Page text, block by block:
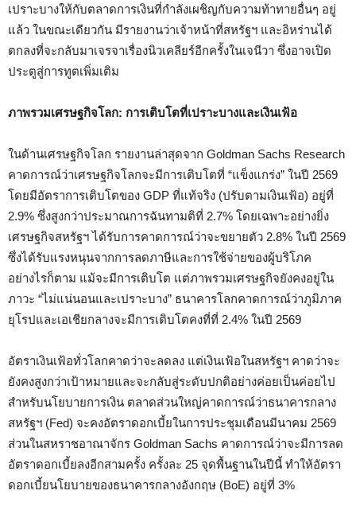
เปราะบางให้กับตลาดการเงินที่กำลังเผชิญกับความท้าทายอื่นๆ อยู่
แล้ว ในขณะเดียวกัน มีรายงานว่าเจ้าหน้าที่สหรัฐฯ และอิหร่านได้
ตกลงที่จะกลับมาเจรจาเรื่องนิวเคลียร์อีกครั้งในเจนีวา ซึ่งอาจเปิด
ประตูสู่การทูตเพิ่มเติม
ภาพรวมเศรษฐกิจโลก: การเติบโตที่เปราะบางและเงินเฟ้อ
ในด้านเศรษฐกิจโลก รายงานล่าสุดจาก Goldman Sachs Research
คาดการณ์ว่าเศรษฐกิจโลกจะมีการเติบโตที่ “แข็งแกร่ง” ในปี 2569
โดยมีอัตราการเติบโตของ GDP ที่แท้จริง (ปรับตามเงินเฟ้อ) อยู่ที่
2.9% ซึ่งสูงกว่าประมาณการฉันทามติที่ 2.7% โดยเฉพาะอย่างยิ่ง
เศรษฐกิจสหรัฐฯ ได้รับการคาดการณ์ว่าจะขยายตัว 2.8% ในปี 2569
ซึ่งได้รับแรงหนุนจากการลดภาษีและการใช้จ่ายของผู้บริโภค
อย่างไรก็ตาม แม้จะมีการเติบโต แต่ภาพรวมเศรษฐกิจยังคงอยู่ใน
ภาวะ “ไม่แน่นอนและเปราะบาง” ธนาคารโลกคาดการณ์ว่าภูมิภาค
ยุโรปและเอเชียกลางจะมีการเติบโตคงที่ที่ 2.4% ในปี 2569
อัตราเงินเฟ้อทั่วโลกคาดว่าจะลดลง แต่เงินเฟ้อในสหรัฐฯ คาดว่าจะ
ยังคงสูงกว่าเป้าหมายและจะกลับสู่ระดับปกติอย่างค่อยเป็นค่อยไป
สำหรับนโยบายการเงิน ตลาดส่วนใหญ่คาดการณ์ว่าธนาคารกลาง
สหรัฐฯ (Fed) จะคงอัตราดอกเบี้ยในการประชุมเดือนมีนาคม 2569
ส่วนในสหราชอาณาจักร Goldman Sachs คาดการณ์ว่าจะมีการลด
อัตราดอกเบี้ยลงอีกสามครั้ง ครั้งละ 25 จุดพื้นฐานในปีนี้ ทำให้อัตรา
ดอกเบี้ยนโยบายของธนาคารกลางอังกฤษ (BoE) อยู่ที่ 3%